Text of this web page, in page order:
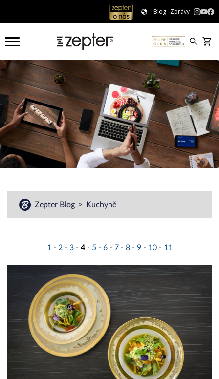
Blog Zprávy
Zepter Blog Kuchyně
1 - 2 - 3 - 4 - 5 - 6 - 7 - 8 - 9 - 10 - 11